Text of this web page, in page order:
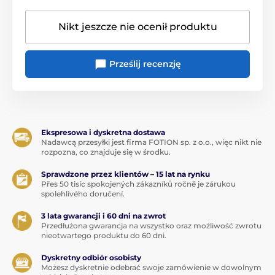
Nikt jeszcze nie ocenił produktu
Prześlij recenzję
Ekspresowa i dyskretna dostawa
Nadawcą przesyłki jest firma FOTION sp. z o.o., więc nikt nie
rozpozna, co znajduje się w środku.
Sprawdzone przez klientów – 15 lat na rynku
Přes 50 tisíc spokojených zákazníků ročně je zárukou
spolehlivého doručení.
3 lata gwarancji i 60 dni na zwrot
Przedłużona gwarancja na wszystko oraz możliwość zwrotu
nieotwartego produktu do 60 dni.
Dyskretny odbiór osobisty
Możesz dyskretnie odebrać swoje zamówienie w dowolnym